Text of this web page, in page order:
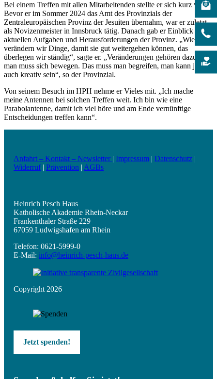
Bei einem Treffen mit allen Mitarbeitenden stellte er sich kurz vor.
Bevor er im Sommer 2024 das Amt des Provinzials der
Zentraleuropäischen Provinz der Jesuiten übernahm, war er zuletzt
als Novizenmeister in Innsbruck tätig. Danach gab er Einblick in die
aktuellen Aufgaben und Herausforderungen der Provinz. „Wie
verändern wir Dinge, damit sie gut weitergehen können, das
überlegen wir ständig“, sagte er. „Veränderungen gehören dazu,
man muss sich bewegen. Das muss man begreifen, man kann ja
auch kreativ sein“, so der Provinzial.
Von seinem Besuch im HPH nehme er Vieles mit. „Ich mache
meine Antennen bei solchen Treffen weit. Ich bin wie eine
Parabolantenne, damit ich viel höre und am Ende vernünftige
Entscheidungen treffen kann“.
Anfahrt – Kontakt – Newsletter | Impressum | Datenschutz |
Widerruf| Prävention | AGBs
Heinrich Pesch Haus
Katholische Akademie Rhein-Neckar
Frankenthaler Straße 229
67059 Ludwigshafen am Rhein
Telefon: 0621-5999-0
E-Mail: info@heinrich-pesch-haus.de
Copyright 2026
Jetzt spenden!